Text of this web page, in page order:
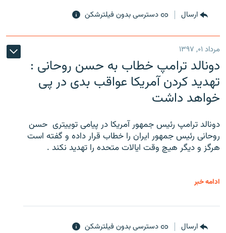
ارسال دسترسی بدون فیلترشکن
مرداد ۰۱, ۱۳۹۷
دونالد ترامپ خطاب به حسن روحانی :
تهدید کردن آمریکا عواقب بدی در پی
خواهد داشت
دونالد ترامپ رئیس جمهور آمریکا در پیامی توییتری ‌ حسن
روحانی رئیس جمهور ایران را خطاب قرار داده و گفته است
هرگز و دیگر هیچ وقت ایالات متحده را تهدید نکند .
ادامه خبر
ارسال دسترسی بدون فیلترشکن